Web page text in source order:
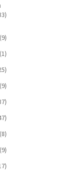
(9)
(1)
(9)
(8)
(9)